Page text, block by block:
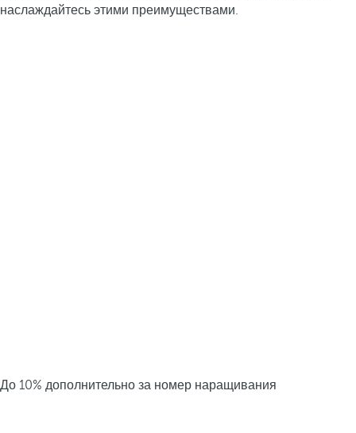
наслаждайтесь этими преимуществами.
До 10% дополнительно за номер наращивания